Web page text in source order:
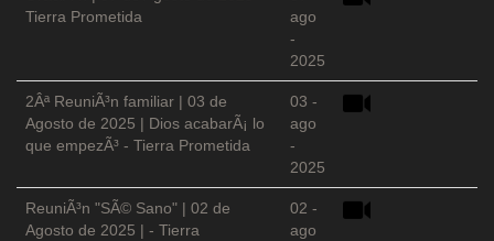
Tierra Prometida
ago
-
2025
2Âª ReuniÃ³n familiar | 03 de
Agosto de 2025 | Dios acabarÃ¡ lo
que empezÃ³ - Tierra Prometida
03 -
ago
-
2025
ReuniÃ³n "SÃ© Sano" | 02 de
Agosto de 2025 | - Tierra
02 -
ago